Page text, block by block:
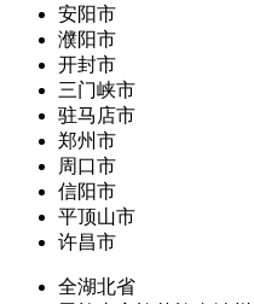
安阳市
濮阳市
开封市
三门峡市
驻马店市
郑州市
周口市
信阳市
平顶山市
许昌市
全湖北省